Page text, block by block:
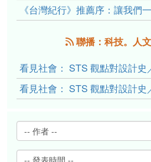
聯播：科技。人